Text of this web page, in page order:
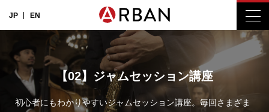
JP EN
【02】ジャムセッション講座
初心者にもわかりやすいジャムセッション講座。毎回さまざま